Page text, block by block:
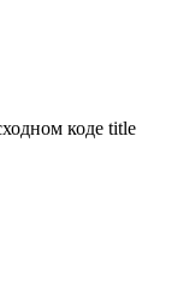
коде title